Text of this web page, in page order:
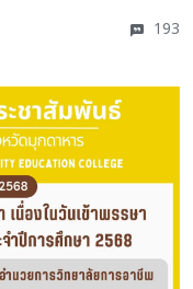
193